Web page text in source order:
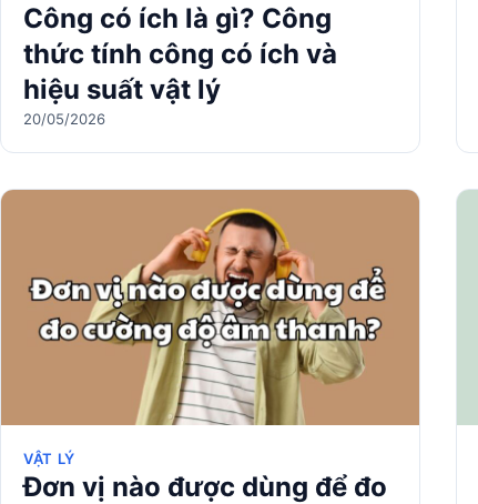
Công có ích là gì? Công
thức tính công có ích và
hiệu suất vật lý
20/05/2026
VẬT LÝ
Đơn vị nào được dùng để đo